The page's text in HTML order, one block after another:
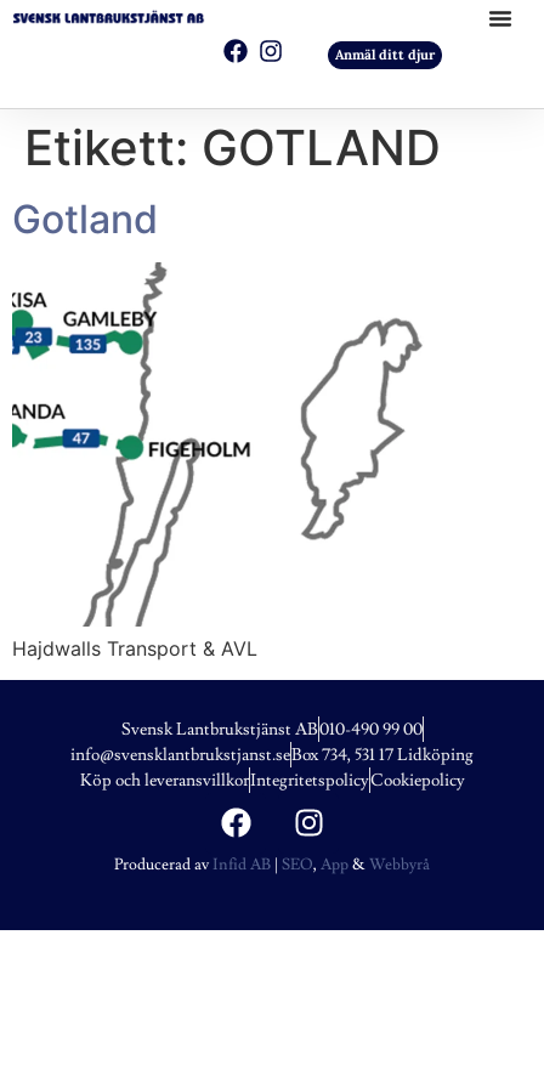
Anmäl ditt djur
Etikett: GOTLAND
Gotland
Hajdwalls Transport & AVL
Svensk Lantbrukstjänst AB010-490 99 00
info@svensklantbrukstjanst.seBox 734, 531 17 Lidköping
Köp och leveransvillkorIntegritetspolicyCookiepolicy
Producerad av Infid AB | SEO, App&Webbyrå